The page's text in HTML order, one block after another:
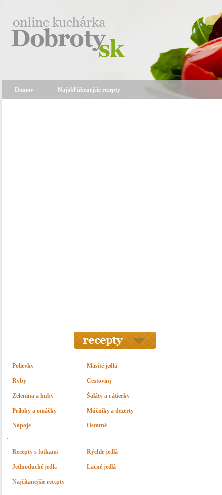
Domov Najobľúbenejšie recepty
Polievky Mäsité jedlá
Ryby Cestoviny
Zelenina a huby Šaláty a nátierky
Prílohy a omáčky Múčniky a dezerty
Nápoje Ostatné
Recepty s fotkami Rýchle jedlá
Jednoduché jedlá Lacné jedlá
Najčítanejšie recepty